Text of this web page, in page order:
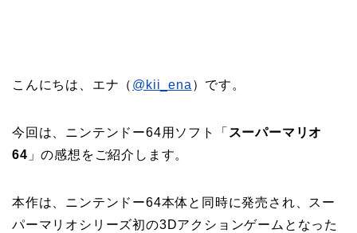
こんにちは、エナ（ @kii_ena ）です。
今回は、ニンテンドー64用ソフト「 スーパーマリオ
64 」の感想をご紹介します。
本作は、ニンテンドー64本体と同時に発売され、スー
パーマリオシリーズ初の3Dアクションゲームとなった